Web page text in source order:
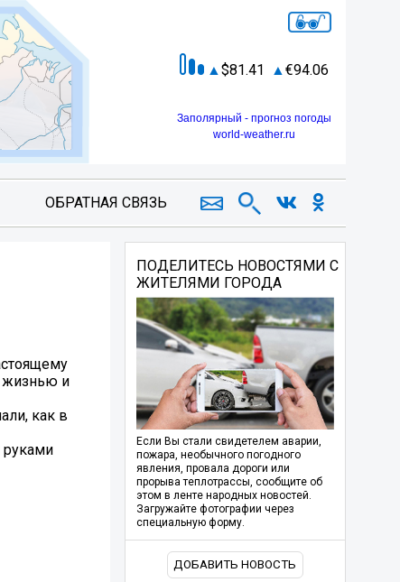
81.41 94.06
Заполярный - прогноз погоды
world-weather.ru
ОБРАТНАЯ СВЯЗЬ
жизнью и
как в
руками
ПОДЕЛИТЕСЬ НОВОСТЯМИ С
ЖИТЕЛЯМИ ГОРОДА
Если Вы стали свидетелем аварии,
пожара, необычного погодного
явления, провала дороги или
прорыва теплотрассы, сообщите об
этом в ленте народных новостей.
Загружайте фотографии через
специальную форму.
ДОБАВИТЬ НОВОСТЬ